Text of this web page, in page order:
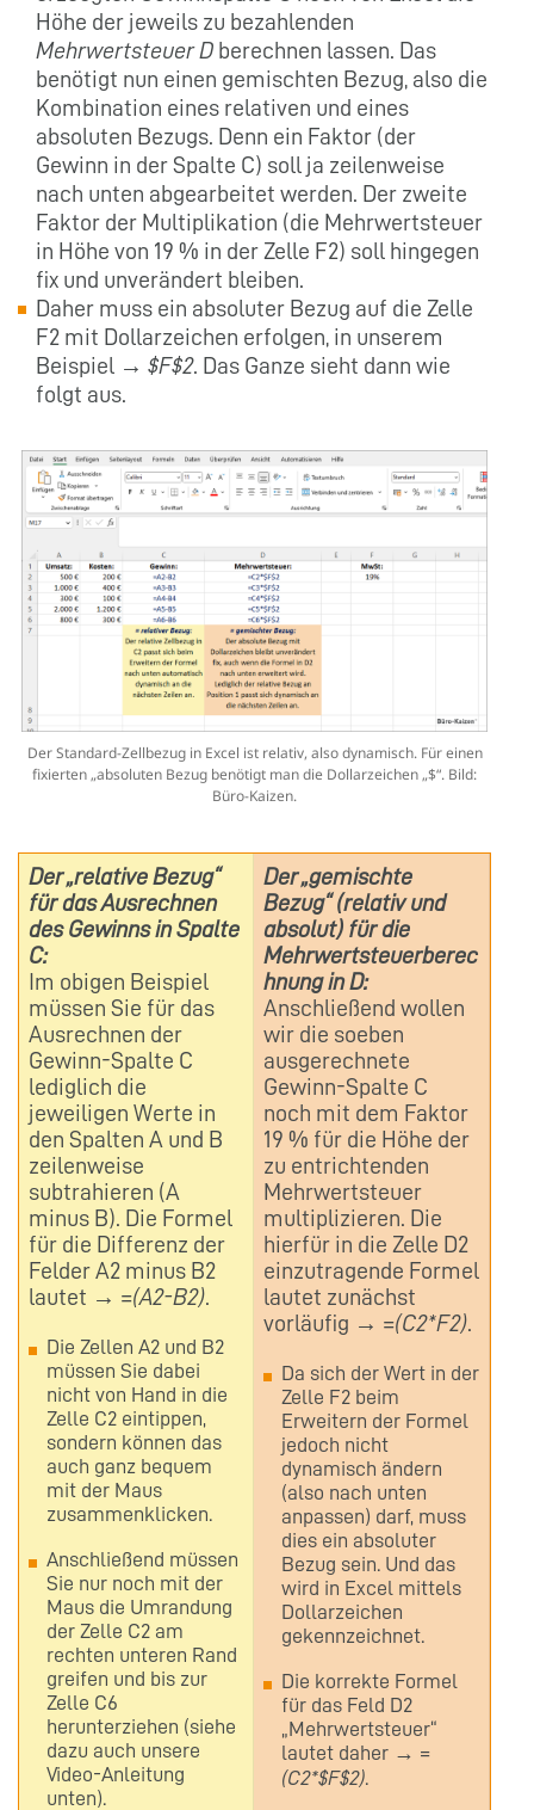
Höhe der jeweils zu bezahlenden
Mehrwertsteuer D berechnen lassen. Das
benötigt nun einen gemischten Bezug, also die
Kombination eines relativen und eines
absoluten Bezugs. Denn ein Faktor (der
Gewinn in der Spalte C) soll ja zeilenweise
nach unten abgearbeitet werden. Der zweite
Faktor der Multiplikation (die Mehrwertsteuer
in Höhe von 19 % in der Zelle F2) soll hingegen
fix und unverändert bleiben.
Daher muss ein absoluter Bezug auf die Zelle
F2 mit Dollarzeichen erfolgen, in unserem
Beispiel → $F$2. Das Ganze sieht dann wie
folgt aus.
Der Standard-Zellbezug in Excel ist relativ, also dynamisch. Für einen
fixierten „absoluten Bezug benötigt man die Dollarzeichen „$“. Bild:
Büro-Kaizen.
Der „relative Bezug“
für das Ausrechnen
des Gewinns in Spalte
C:
Im obigen Beispiel
müssen Sie für das
Ausrechnen der
Gewinn-Spalte C
lediglich die
jeweiligen Werte in
den Spalten A und B
zeilenweise
subtrahieren (A
minus B). Die Formel
für die Differenz der
Felder A2 minus B2
lautet → =(A2-B2)
Die Zellen A2 und B2
müssen Sie dabei
nicht von Hand in die
Zelle C2 eintippen,
sondern können das
auch ganz bequem
mit der Maus
zusammenklicken.
Anschließend müssen
Sie nur noch mit der
Maus die Umrandung
der Zelle C2 am
rechten unteren Rand
greifen und bis zur
Zelle C6
herunterziehen (siehe
dazu auch unsere
Video-Anleitung
unten).
Der „gemischte
Bezug“ (relativ und
absolut) für die
Mehrwertsteuerberec
hnung in D:
Anschließend wollen
wir die soeben
ausgerechnete
Gewinn-Spalte C
noch mit dem Faktor
19 % für die Höhe der
zu entrichtenden
Mehrwertsteuer
multiplizieren. Die
hierfür in die Zelle D2
einzutragende Formel
lautet zunächst
vorläufig → =(C2*F2)
Da sich der Wert in der
Zelle F2 beim
Erweitern der Formel
jedoch nicht
dynamisch ändern
(also nach unten
anpassen) darf, muss
dies ein absoluter
Bezug sein. Und das
wird in Excel mittels
Dollarzeichen
gekennzeichnet.
Die korrekte Formel
für das Feld D2
„Mehrwertsteuer“
lautet daher → =
(C2*$F$2).